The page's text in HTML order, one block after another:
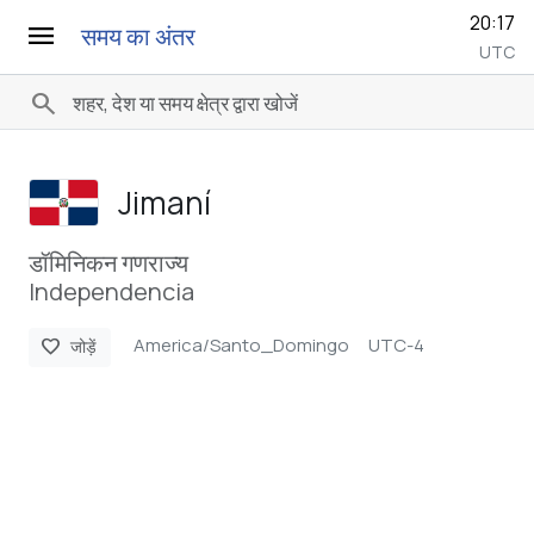
menu समय का अंतर 20:17
UTC
search
Jimaní
डॉमिनिकन गणराज्य
Independencia
favorite जोड़ें America/Santo_Domingo UTC-4